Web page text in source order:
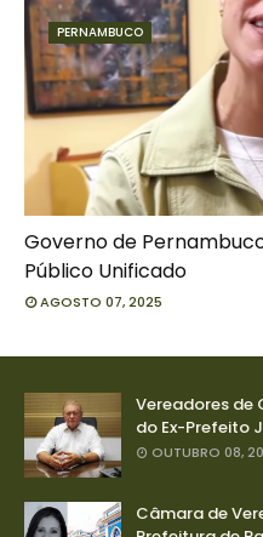
PERNAMBUCO
Governo de
Público Unificado
AGOSTO 07, 2025
Vereadores de
do Ex-Prefeito
OUTUBRO 08,
Câmara de